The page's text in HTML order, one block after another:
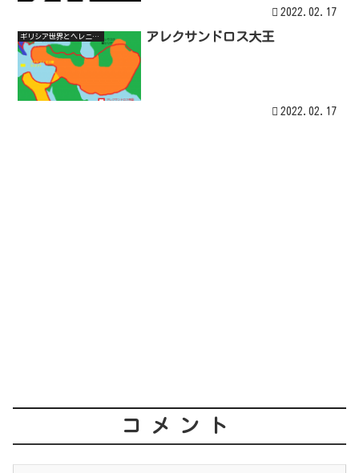
2022.02.17
ギリシア世界とヘレニズム世界 アレクサンドロス大王
2022.02.17
コメント